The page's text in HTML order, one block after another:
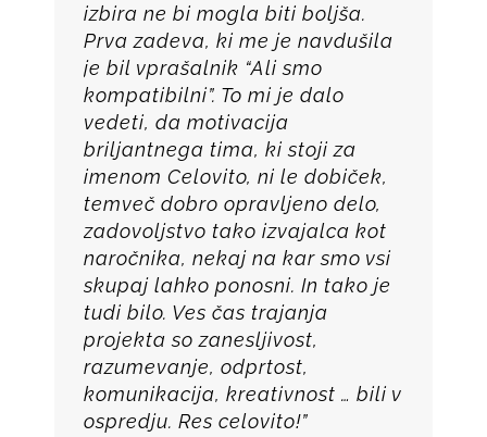
izbira ne bi mogla biti boljša.
Prva zadeva, ki me je navdušila
je bil vprašalnik “Ali smo
kompatibilni”. To mi je dalo
vedeti, da motivacija
briljantnega tima, ki stoji za
imenom Celovito, ni le dobiček,
temveč dobro opravljeno delo,
zadovoljstvo tako izvajalca kot
naročnika, nekaj na kar smo vsi
skupaj lahko ponosni. In tako je
tudi bilo. Ves čas trajanja
projekta so zanesljivost,
razumevanje, odprtost,
komunikacija, kreativnost … bili v
ospredju. Res celovito!”